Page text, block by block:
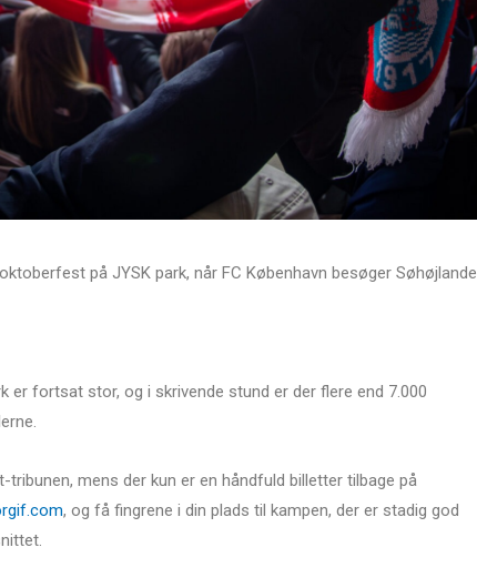
på JYSK park, når FC København besøger
fortsat stor, og i skrivende stund er der flere end 7.000
mens der kun er en håndfuld billetter tilbage på
, og få fingrene i din plads til kampen, der er stadig god